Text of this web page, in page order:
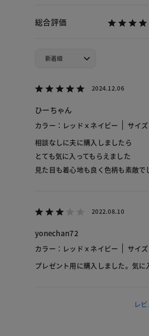
総合評価
2024.12.06
ひーちゃん
カラー：レッドｘネイビー
サイ
相談なしに夫に購入しましたら
とても気に入ってもらえました
見た目も着心地も良く色柄も素敵で
2022.08.10
yonechan72
カラー：レッドｘネイビー
サイ
プレゼント用に購入しました。気に
レ